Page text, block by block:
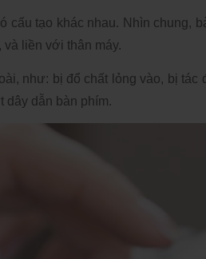
cấu tạo khác nhau. Nhìn chung,
liền với thân máy.
như: bị đổ chất lỏng vào, bị tác
dây dẫn bàn phím.